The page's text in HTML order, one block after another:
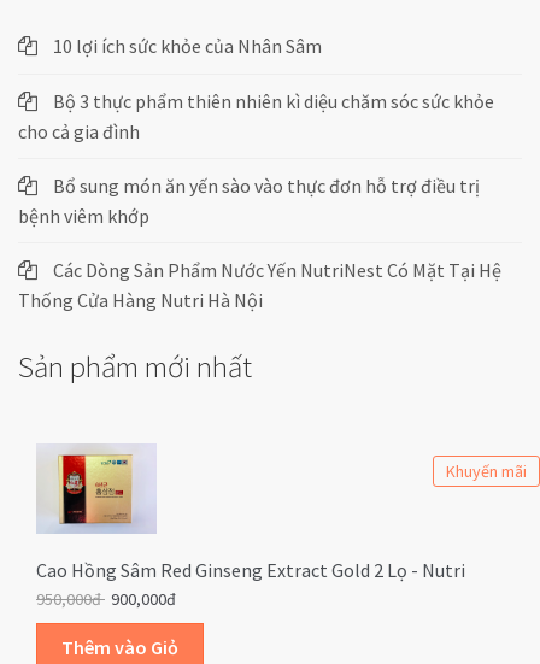
10 lợi ích sức khỏe của Nhân Sâm
Bộ 3 thực phẩm thiên nhiên kì diệu chăm sóc sức khỏe
cho cả gia đình
Bổ sung món ăn yến sào vào thực đơn hỗ trợ điều trị
bệnh viêm khớp
Các Dòng Sản Phẩm Nước Yến NutriNest Có Mặt Tại Hệ
Thống Cửa Hàng Nutri Hà Nội
Sản phẩm mới nhất
Khuyến mãi
Cao Hồng Sâm Red Ginseng Extract Gold 2 Lọ - Nutri
950,000đ 900,000đ